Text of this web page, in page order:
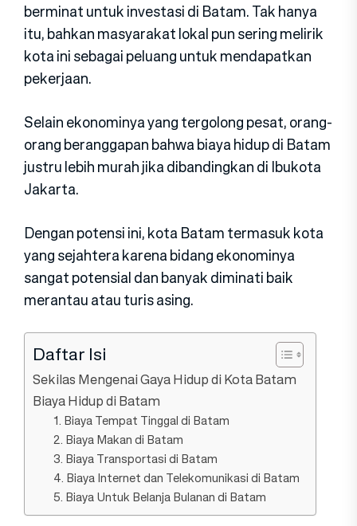
berminat untuk investasi di Batam. Tak hanya
itu, bahkan masyarakat lokal pun sering melirik
kota ini sebagai peluang untuk mendapatkan
pekerjaan.
Selain ekonominya yang tergolong pesat, orang-
orang beranggapan bahwa biaya hidup di Batam
justru lebih murah jika dibandingkan di Ibukota
Jakarta.
Dengan potensi ini, kota Batam termasuk kota
yang sejahtera karena bidang ekonominya
sangat potensial dan banyak diminati baik
merantau atau turis asing.
Daftar Isi
Sekilas Mengenai Gaya Hidup di Kota Batam
Biaya Hidup di Batam
1. Biaya Tempat Tinggal di Batam
2. Biaya Makan di Batam
3. Biaya Transportasi di Batam
4. Biaya Internet dan Telekomunikasi di Batam
5. Biaya Untuk Belanja Bulanan di Batam